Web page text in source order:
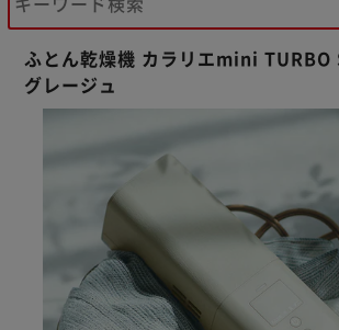
ふとん乾燥機 カラリエmini TURBO
グレージュ